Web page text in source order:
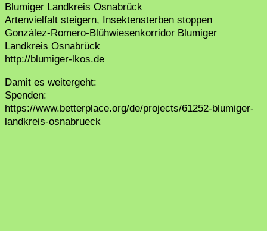
Blumiger Landkreis Osnabrück
Artenvielfalt steigern, Insektensterben stoppen
González-Romero-Blühwiesenkorridor Blumiger
Landkreis Osnabrück
http://blumiger-lkos.de
Damit es weitergeht:
Spenden:
https://www.betterplace.org/de/projects/61252-blumiger-
landkreis-osnabrueck